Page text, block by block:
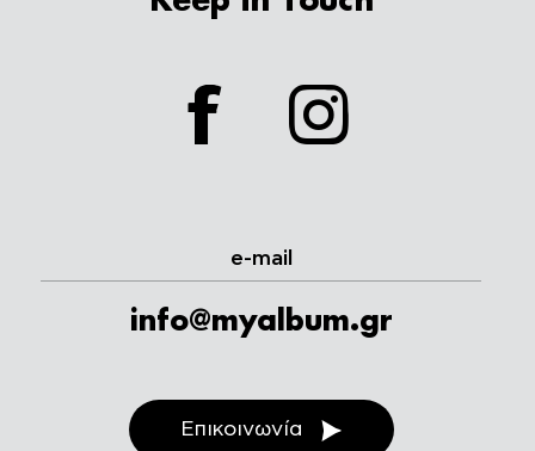
facebook
e-mail
info@myalbum.gr
Επικοινωνία